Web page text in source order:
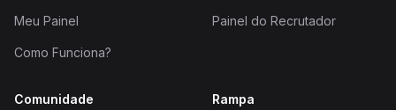
Meu Painel
Como Funciona?
Painel do Recrutador
Comunidade Rampa